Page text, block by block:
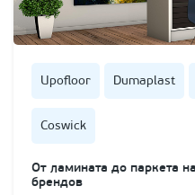
Upofloor Dumaplast
Coswick
От ламината до паркета
брендов